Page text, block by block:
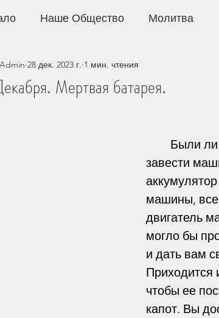
Наше Общество Молитва
Монашество
Мужество
Богословие
Жизнь Церкви
Печать Антихриста
Мертвая батарея.
Admin 28 дек. 2023 г. 1 мин. чтения
завести
машины, все
двигатель
могло бы
и дать вам
Приходится
чтобы ее
капот. Вы